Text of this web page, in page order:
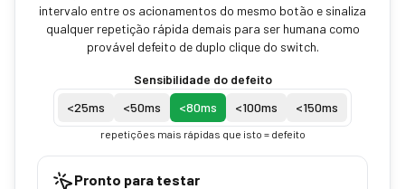
intervalo entre os acionamentos do mesmo botão e sinaliza
qualquer repetição rápida demais para ser humana como
provável defeito de duplo clique do switch.
Sensibilidade do defeito
<25ms <50ms <80ms <100ms <150ms
repetições mais rápidas que isto = defeito
Pronto para testar